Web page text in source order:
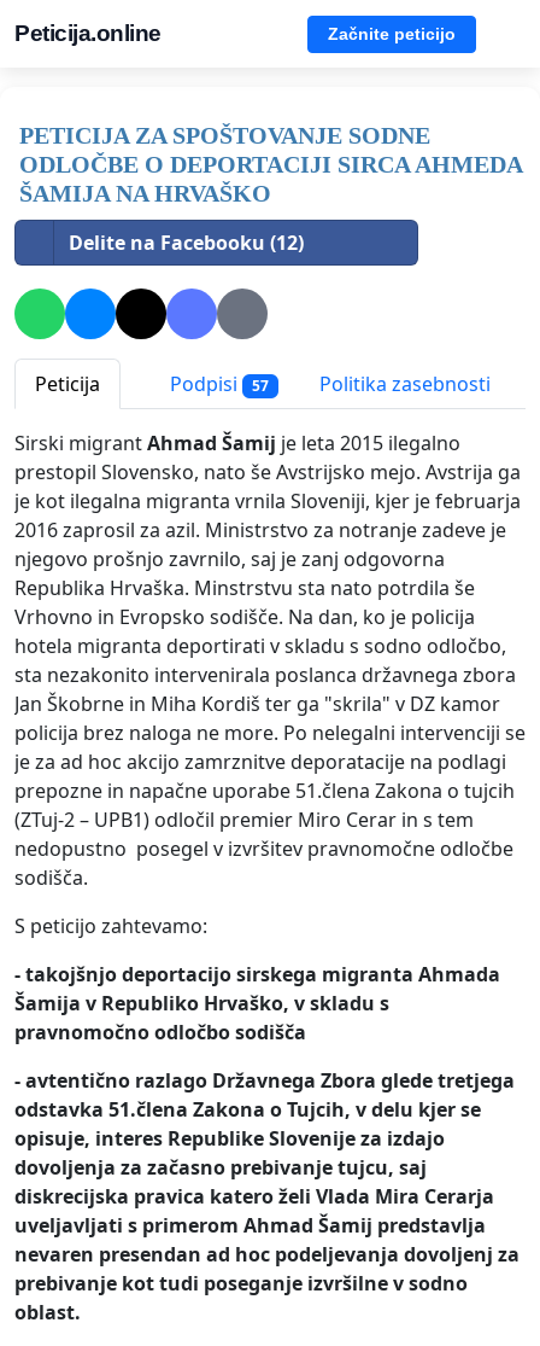
Peticija.online Začnite peticijo
PETICIJA ZA SPOŠTOVANJE SODNE
ODLOČBE O DEPORTACIJI SIRCA AHMEDA
ŠAMIJA NA HRVAŠKO
Delite na Facebooku (12)
Peticija Podpisi 57 Politika zasebnosti
Sirski migrantAhmad Šamij je leta 2015 ilegalno
prestopil Slovensko, nato še Avstrijsko mejo. Avstrija ga
je kot ilegalna migranta vrnila Sloveniji, kjer je februarja
2016 zaprosil za azil. Ministrstvo za notranje zadeve je
njegovo prošnjo zavrnilo, saj je zanj odgovorna
Republika Hrvaška. Minstrstvu sta nato potrdila še
Vrhovno in Evropsko sodišče. Na dan, ko je policija
hotela migranta deportirati v skladu s sodno odločbo,
sta nezakonito intervenirala poslanca državnega zbora
Jan Škobrne in Miha Kordiš ter ga "skrila" v DZ kamor
policija brez naloga ne more. Po nelegalni intervenciji se
je za ad hoc akcijo zamrznitve deporatacije na podlagi
prepozne in napačne uporabe 51.člena Zakona o tujcih
(ZTuj-2 – UPB1) odločil premier Miro Cerar in s tem
nedopustno posegel v izvršitev pravnomočne odločbe
sodišča.
S peticijo zahtevamo:
- takojšnjo deportacijo sirskega migranta Ahmada
Šamija v Republiko Hrvaško, v skladu s
pravnomočno odločbo sodišča
- avtentično razlago Državnega Zbora glede tretjega
odstavka 51.člena Zakona o Tujcih, v delu kjer se
opisuje, interes Republike Slovenije za izdajo
dovoljenja za začasno prebivanje tujcu, saj
diskrecijska pravica katero želi Vlada Mira Cerarja
uveljavljati s primerom Ahmad Šamij predstavlja
nevaren presendan ad hoc podeljevanja dovoljenj za
prebivanje kot tudi poseganje izvršilne v sodno
oblast.